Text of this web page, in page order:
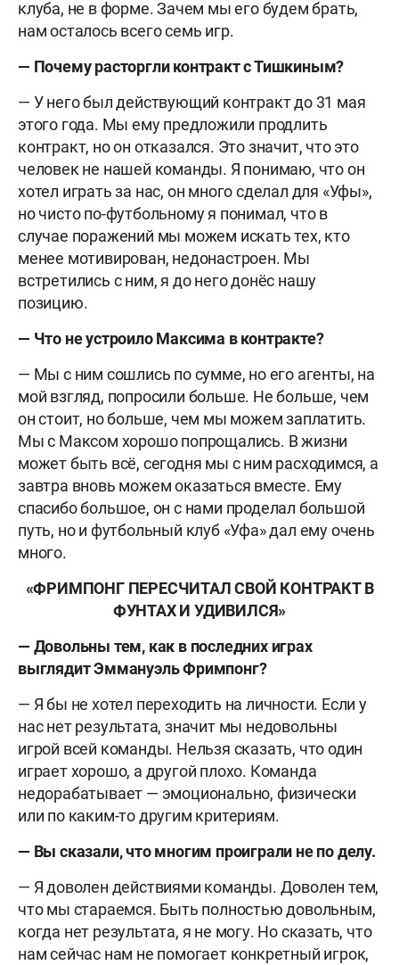
клуба, не в форме. Зачем мы его будем брать,
нам осталось всего семь игр.
— Почему расторгли контракт с Тишкиным?
— У него был действующий контракт до 31 мая
этого года. Мы ему предложили продлить
контракт, но он отказался. Это значит, что это
человек не нашей команды. Я понимаю, что он
хотел играть за нас, он много сделал для «Уфы»,
но чисто по-футбольному я понимал, что в
случае поражений мы можем искать тех, кто
менее мотивирован, недонастроен. Мы
встретились с ним, я до него донёс нашу
позицию.
— Что не устроило Максима в контракте?
— Мы с ним сошлись по сумме, но его агенты, на
мой взгляд, попросили больше. Не больше, чем
он стоит, но больше, чем мы можем заплатить.
Мы с Максом хорошо попрощались. В жизни
может быть всё, сегодня мы с ним расходимся, а
завтра вновь можем оказаться вместе. Ему
спасибо большое, он с нами проделал большой
путь, но и футбольный клуб «Уфа» дал ему очень
много.
«ФРИМПОНГ ПЕРЕСЧИТАЛ СВОЙ КОНТРАКТ В
ФУНТАХ И УДИВИЛСЯ»
— Довольны тем, как в последних играх
выглядит Эммануэль Фримпонг?
— Я бы не хотел переходить на личности. Если у
нас нет результата, значит мы недовольны
игрой всей команды. Нельзя сказать, что один
играет хорошо, а другой плохо. Команда
недорабатывает — эмоционально, физически
или по каким-то другим критериям.
— Вы сказали, что многим проиграли не по делу.
— Я доволен действиями команды. Доволен тем,
что мы стараемся. Быть полностью довольным,
когда нет результата, я не могу. Но сказать, что
нам сейчас нам не помогает конкретный игрок,